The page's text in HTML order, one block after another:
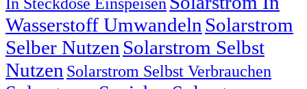
Wasserstoff Umwandeln Solarstrom
Selber Nutzen Solarstrom Selbst
Nutzen Solarstrom Selbst Verbrauchen